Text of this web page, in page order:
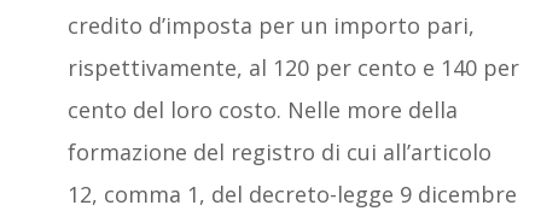
credito d’imposta per un importo pari,
rispettivamente, al 120 per cento e 140 per
cento del loro costo. Nelle more della
formazione del registro di cui all’articolo
12, comma 1, del decreto-legge 9 dicembre